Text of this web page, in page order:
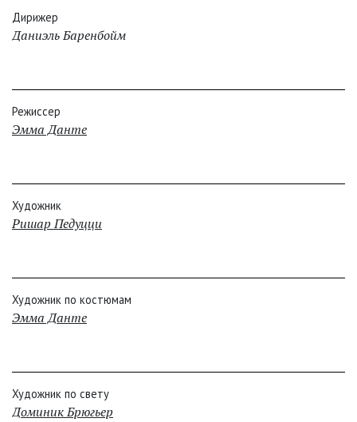
Дирижер
Даниэль Баренбойм
Режиссер
Эмма Данте
Художник
Ришар Педуцци
Художник по костюмам
Эмма Данте
Художник по свету
Доминик Брюгьер